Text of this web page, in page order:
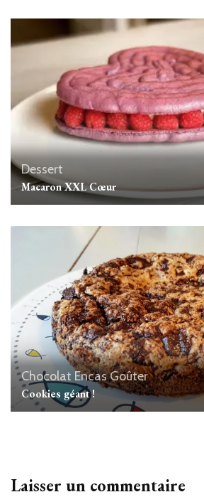
Dessert
Macaron XXL Cœur
Chocolat EncasGoûter
Cookies géant !
Laisser un commentaire